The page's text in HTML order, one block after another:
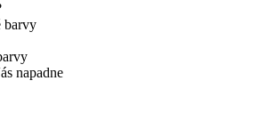
barvy
napadne